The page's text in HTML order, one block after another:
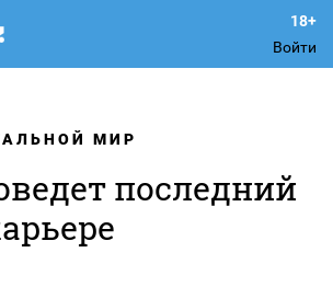
Войти
МИР
последний